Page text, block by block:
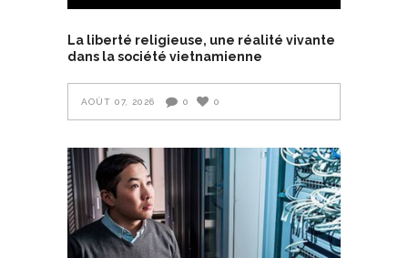
La liberté religieuse, une réalité vivante
dans la société vietnamienne
AOÛT 07, 2026 0 0